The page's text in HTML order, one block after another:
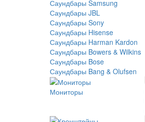
Саундбары Samsung
Саундбары JBL
Саундбары Sony
Саундбары Hisense
Саундбары Harman Kardon
Саундбары Bowers & Wilkins
Саундбары Bose
Саундбары Bang & Olufsen
Мониторы